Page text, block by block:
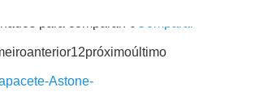
para comparar:
anterior12próximoúltimo